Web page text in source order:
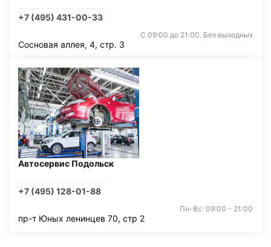
+7 (495) 431-00-33
С 09:00 до 21:00. Без выходных
Сосновая аллея, 4, стр. 3
Автосервис Подольск
+7 (495) 128-01-88
Пн-Вс: 09:00 - 21:00
пр-т Юных ленинцев 70, стр 2